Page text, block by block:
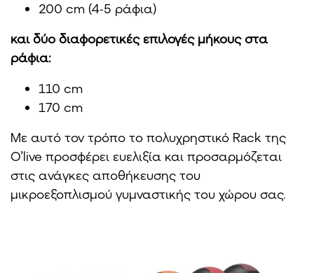
200 cm (4-5 ράφια)
και δύο διαφορετικές επιλογές μήκους στα
ράφια:
110 cm
170 cm
Με αυτό τον τρόπο το πολυχρηστικό Rack της
O’live προσφέρει ευελιξία και προσαρμόζεται
στις ανάγκες αποθήκευσης του
μικροεξοπλισμού γυμναστικής του χώρου σας.